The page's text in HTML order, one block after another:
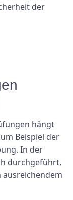
der
hängt
Beispiel der
In der
durchgeführt,
ausreichendem